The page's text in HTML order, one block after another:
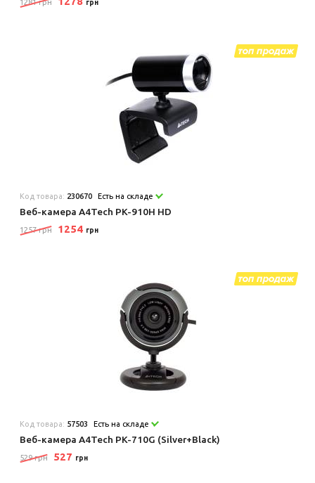
1281 грн грн
Код товара: 230670 Есть на складе
Веб-камера A4Tech PK-910H HD
1257 грн 1254 грн
Код товара: 57503 Есть на складе
Веб-камера A4Tech PK-710G (Silver+Black)
529 грн 527 грн